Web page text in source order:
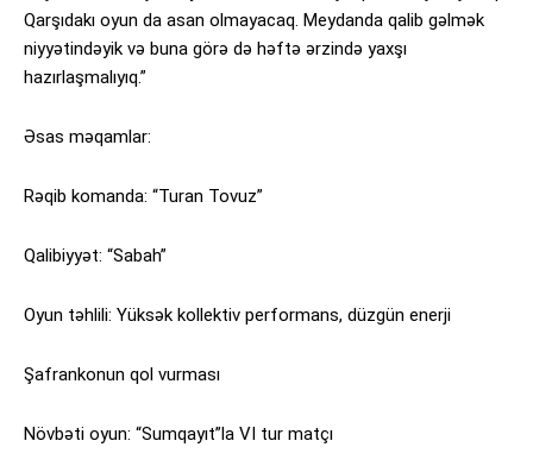
Qarşıdakı oyun da asan olmayacaq. Meydanda qalib gəlmək
niyyətindəyik və buna görə də həftə ərzində yaxşı
hazırlaşmalıyıq.”
Əsas məqamlar:
Rəqib komanda: “Turan Tovuz”
Qalibiyyət: “Sabah”
Oyun təhlili: Yüksək kollektiv performans, düzgün enerji
Şafrankonun qol vurması
Növbəti oyun: “Sumqayıt”la VI tur matçı